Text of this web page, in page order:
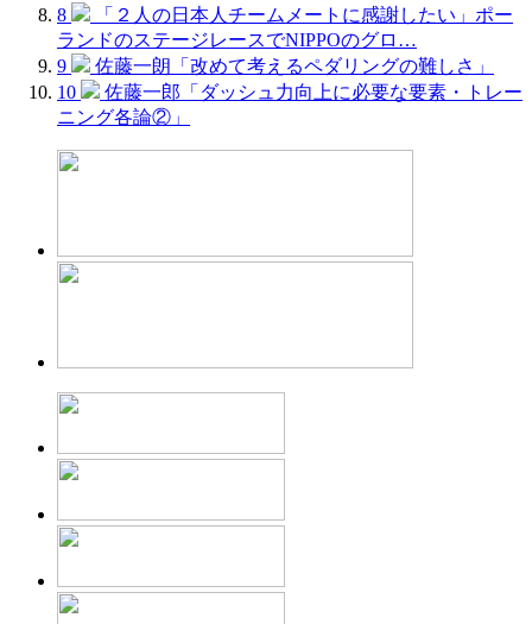
8
「２人の日本人チームメートに感謝したい」ポー
ランドのステージレースでNIPPOのグロ…
9
佐藤一朗「改めて考えるペダリングの難しさ」
10
佐藤一郎「ダッシュ力向上に必要な要素・トレー
ニング各論②」